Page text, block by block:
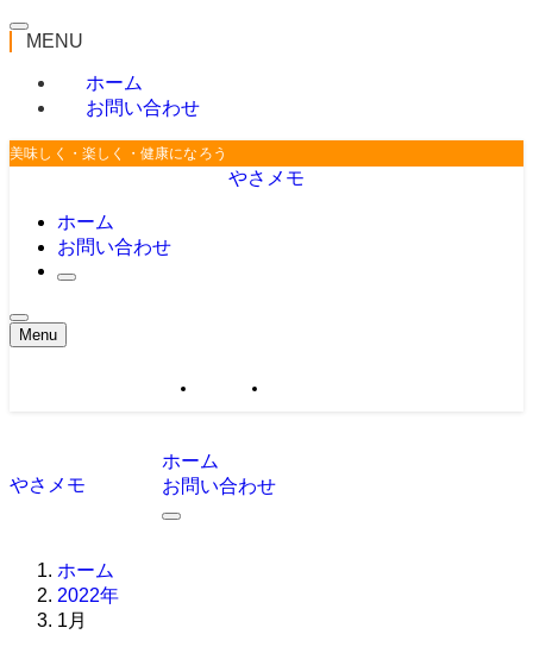
MENU
ホーム
お問い合わせ
美味しく・楽しく・健康になろう
やさメモ
ホーム
お問い合わせ
Menu
ホーム
やさメモ
ホーム
お問い合わせ
ホーム
2022年
1月